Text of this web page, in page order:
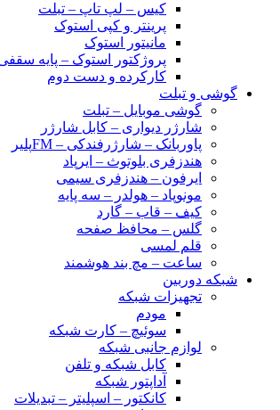
کیس – لپ تاپ – تبلت
پرینتر و کپی استوک
مانیتور استوک
پروژکتور استوک – پایه
کارکرده و دست دوم
گوشی و تبلت
گوشی موبایل – تبلت
شارژر دیواری – کابل شارژر
پاوربانک – شارژرفندکی – FMپلیر
هندزفری بلوتوث – ایرپاد
ایرفون – هندزفری سیمی
مونوپاد – هولدر – سه پایه
کیف – قاب – گارد
گلس – محافظ صفحه
قلم لمسی
ساعت – مچ بند هوشمند
شبکه دوربین
تجهیزات شبکه
مودم
سوئیچ – کارت شبکه
لوازم جانبی شبکه
کابل شبکه و تلفن
آداپتور شبکه
کانکتور – اسپلیتر – تبدیلات